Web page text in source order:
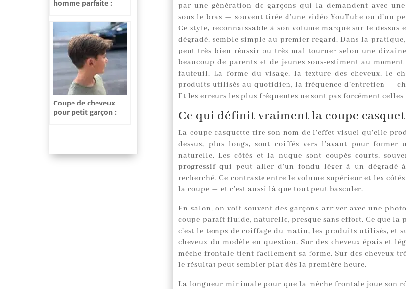
homme parfaite :
Coupe de cheveux
pour petit garçon :
par une génération de garçons qui la demandent avec
sous le bras — souvent tirée d’une vidéo YouTube ou d’un
Ce style, reconnaissable à son volume marqué sur le dessus
dégradé, semble simple au premier regard. Dans la pratique,
peut très bien réussir ou très mal tourner selon une
beaucoup de parents et de jeunes sous-estiment au moment
fauteuil. La forme du visage, la texture des cheveux, le
produits utilisés au quotidien, la fréquence d’entretien —
Et les erreurs les plus fréquentes ne sont pas forcément celles
Ce qui définit vraiment la coupe
La coupe casquette tire son nom de l’effet visuel qu’elle
dessus, plus longs, sont coiffés vers l’avant pour former
naturelle. Les côtés et la nuque sont coupés courts,
progressifqui peut aller d’un fondu léger à un dégradé
recherché. Ce contraste entre le volume supérieur et les
la coupe — et c’est aussi là que tout peut basculer.
En salon, on voit souvent des garçons arriver avec une
coupe paraît fluide, naturelle, presque sans effort. Ce que la
c’est le temps de coiffage du matin, les produits utilisés, et
cheveux du modèle en question. Sur des cheveux épais et
mèche frontale tient facilement sa forme. Sur des cheveux
le résultat peut sembler plat dès la première heure.
La longueur minimale pour que la mèche frontale joue son